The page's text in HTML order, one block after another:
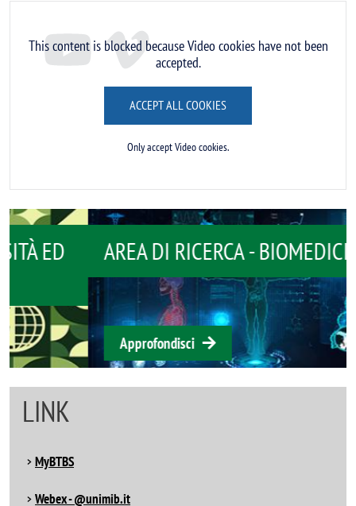
Remote video URL
This content is blocked because Video cookies have not been
accepted.
ACCEPT ALL COOKIES
Only accept Video cookies.
AREA DI RICERCA - BIOMEDICINA
Approfondisci
LINK
MyBTBS
Webex - @unimib.it